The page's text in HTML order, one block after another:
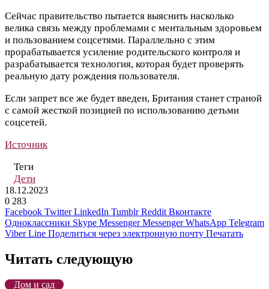
Сейчас правительство пытается выяснить насколько
велика связь между проблемами с ментальным здоровьем
и пользованием соцсетями. Параллельно с этим
прорабатывается усиление родительского контроля и
разрабатывается технология, которая будет проверять
реальную дату рождения пользователя.
Если запрет все же будет введен, Британия станет страной
с самой жесткой позицией по использованию детьми
соцсетей.
Источник
Теги
Дети
18.12.2023
0 283
Facebook Twitter LinkedIn Tumblr Reddit Вконтакте
Одноклассники Skype Messenger Messenger WhatsApp Telegram
Viber Line Поделиться через электронную почту Печатать
Читать следующую
Дом и сад